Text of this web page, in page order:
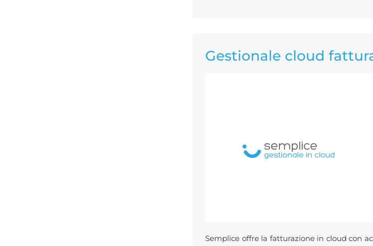
Gestionale cloud
Semplice offre la fatturazione in cloud con